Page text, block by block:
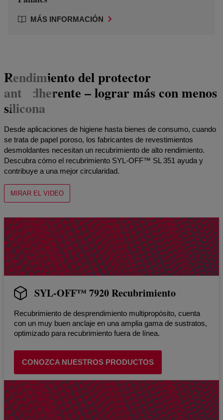
MÁS INFORMACIÓN
Rendimiento del protector
antiadherente – lograr más con menos
silicona
Desde aplicaciones de higiene hasta bienes de consumo, cuando
se trata de papel poroso, los fabricantes de revestimientos
desmoldantes necesitan un recubrimiento de alto rendimiento.
Descubra cómo el recubrimiento SYL-OFF™ SL 351 ayuda y
contribuye a una mejor circularidad.
MIRAR EL VIDEO
SYL-OFF™ 7920 Recubrimiento
Recubrimiento de desprendimiento multipropósito, cuenta
con un muy buen anclaje en una amplia gama de sustratos,
optimizado para recubrimiento fuera de línea.
CONOZCA NUESTROS PRODUCTOS